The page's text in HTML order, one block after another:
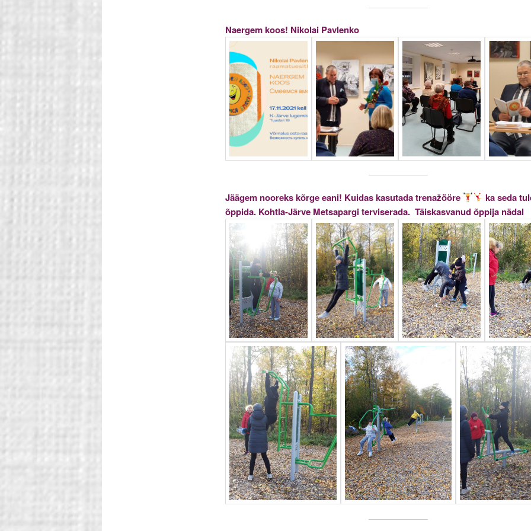
Naergem koos! Nikolai Pavlenko
Jäägem nooreks kõrge eani! Kuidas kasutada trenažööre
ka seda
õppida. Kohtla-Järve Metsapargi terviserada. Täiskasvanud õppija nädal